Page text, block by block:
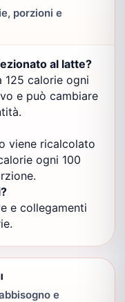
porzioni e
al latte?
125 calorie ogni
e può cambiare
viene ricalcolato
ogni 100
e collegamenti
e